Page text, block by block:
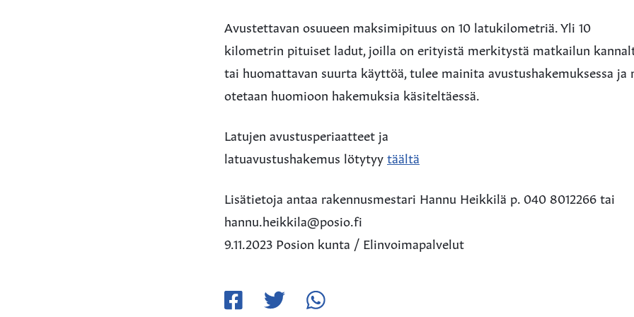
Avustettavan osuueen maksimipituus on 10 latukilometriä. Yli 10
kilometrin pituiset ladut, joilla on erityistä merkitystä matkailun
tai huomattavan suurta käyttöä, tulee mainita avustushakemuksessa ja
otetaan huomioon hakemuksia käsiteltäessä.
Latujen avustusperiaatteet ja
latuavustushakemus lötytyytäältä
Lisätietoja antaa rakennusmestari Hannu Heikkilä p. 040 8012266 tai
hannu.heikkila@posio.fi
9.11.2023 Posion kunta / Elinvoimapalvelut